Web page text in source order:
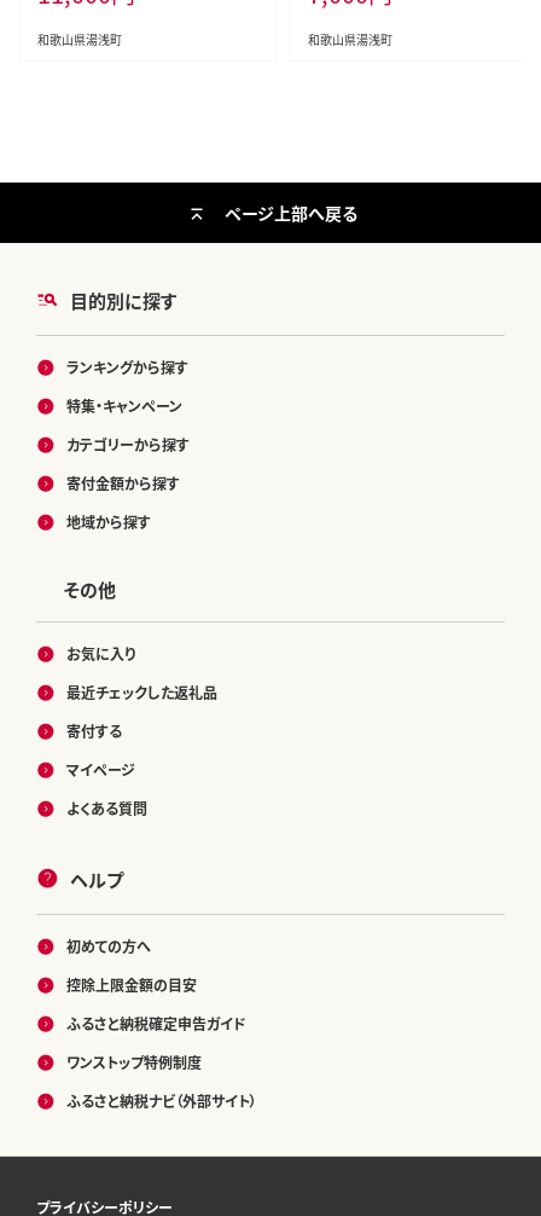
和歌山県湯浅町 和歌山県湯浅町
目的別に探す
ランキングから探す
特集・キャンペーン
カテゴリーから探す
寄付金額から探す
地域から探す
その他
お気に入り
最近チェックした返礼品
寄付する
マイページ
よくある質問
ヘルプ
初めての方へ
控除上限金額の目安
ふるさと納税確定申告ガイド
ワンストップ特例制度
ふるさと納税ナビ（外部サイト）
ページ上部へ戻る
プライバシーポリシー